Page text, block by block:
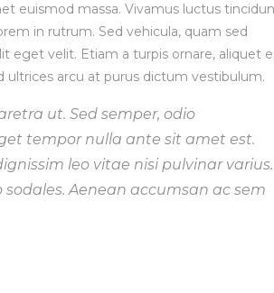
euismod massa. Vivamus luctus
in rutrum. Sed vehicula, quam sed
eget velit. Etiam a turpis ornare, aliquet
ultrices arcu at purus dictum vestibulum.
ut. Sed semper, odio
tempor nulla ante sit amet est.
leo vitae nisi pulvinar varius.
Aenean accumsan ac sem